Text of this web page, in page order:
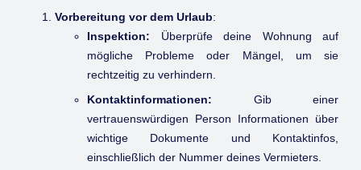
Vorbereitung vor dem Urlaub:
Inspektion: Überprüfe deine Wohnung auf
mögliche Probleme oder Mängel, um sie
rechtzeitig zu verhindern.
Kontaktinformationen: Gib einer
vertrauenswürdigen Person Informationen über
wichtige Dokumente und Kontaktinfos,
einschließlich der Nummer deines Vermieters.